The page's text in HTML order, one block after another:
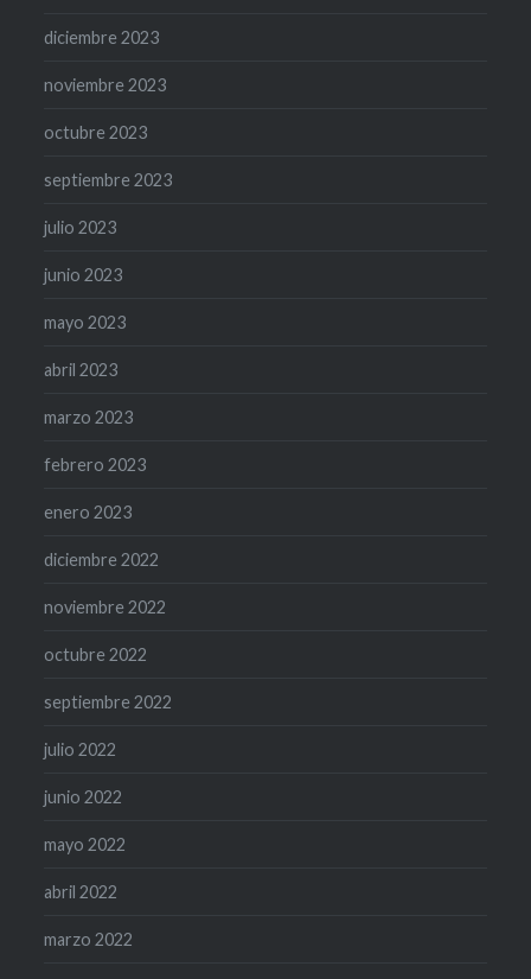
diciembre 2023
noviembre 2023
octubre 2023
septiembre 2023
julio 2023
junio 2023
mayo 2023
abril 2023
marzo 2023
febrero 2023
enero 2023
diciembre 2022
noviembre 2022
octubre 2022
septiembre 2022
julio 2022
junio 2022
mayo 2022
abril 2022
marzo 2022